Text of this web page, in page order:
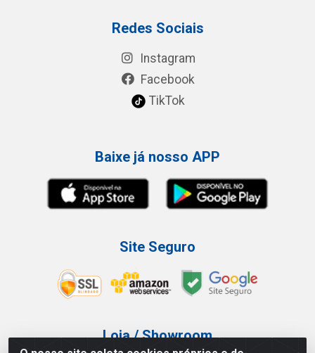
Redes Sociais
Instagram
Facebook
TikTok
Baixe já nosso APP
Site Seguro
Loja / Showroom